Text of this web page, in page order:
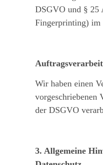
DSGVO und § 25
Fingerprinting) im
Wir haben einen
vorgeschriebenen
der DSGVO
3. Allgemeine